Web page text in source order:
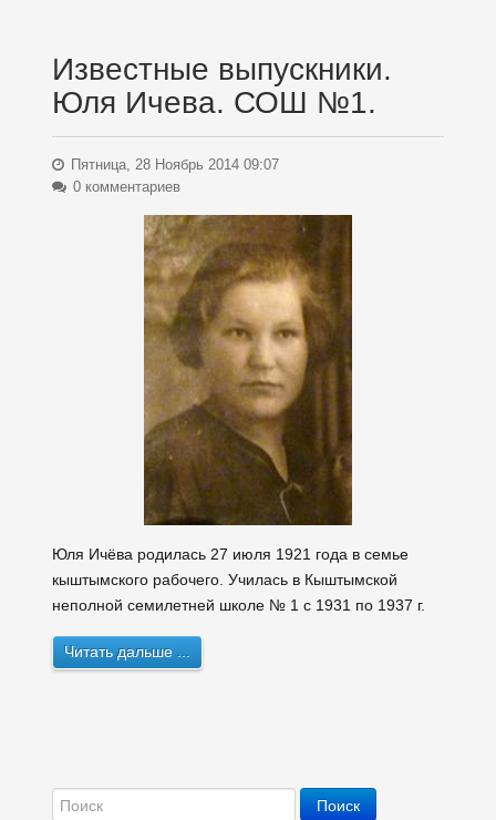
Известные выпускники.
Юля Ичева. СОШ №1.
Пятница, 28 Ноябрь 2014 09:07
0 комментариев
Юля Ичёва родилась 27 июля 1921 года в семье
кыштымского рабочего. Училась в Кыштымской
неполной семилетней школе № 1 с 1931 по 1937 г.
Читать дальше ...